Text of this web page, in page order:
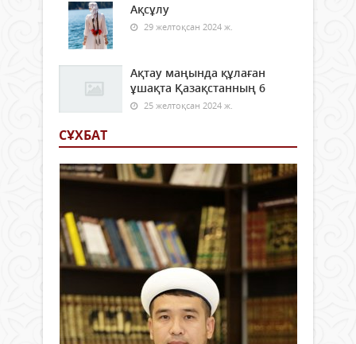
Ақсұлу
29 желтоқсан 2024 ж.
Ақтау маңында құлаған
ұшақта Қазақстанның 6
25 желтоқсан 2024 ж.
СҰХБАТ